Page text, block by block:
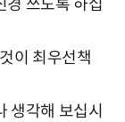
경 쓰도록 하십
이 최우선책
생각해 보십시